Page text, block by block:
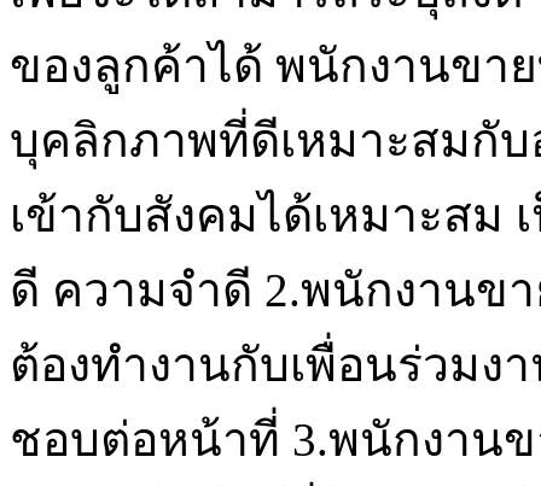
ของลูกค้าได้ พนักงานขา
บุคลิกภาพที่ดีเหมาะสมกั
เข้ากับสังคมได้เหมาะสม
ดี ความจำดี 2.พนักงานข
ต้องทำงานกับเพื่อนร่วม
ชอบต่อหน้าที่ 3.พนักงาน